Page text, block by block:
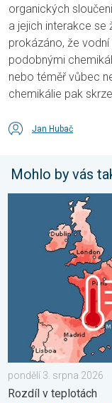
organických
a jejich interakce se
prokázáno, že
podobnými
nebo téměř vůbec
chemikálie pak
Jan Hubač
Mohlo by vás
Shrnutí července v
pondělí 3. srpna 2026
Rozdíl v teplotách